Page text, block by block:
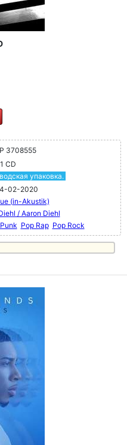
3708555
1 CD
упаковка.
02-2020
(in-Akustik)
/ Aaron Diehl
Pop Rap Pop Rock